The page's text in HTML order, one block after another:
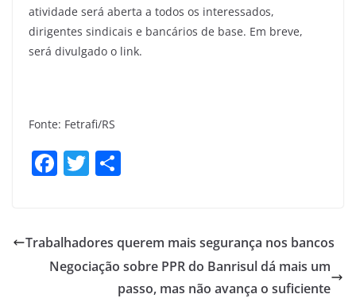
atividade será aberta a todos os interessados,
dirigentes sindicais e bancários de base. Em breve,
será divulgado o link.
Fonte: Fetrafi/RS
F
e
b
T
er e
Trabalhadores querem mais segurança nos bancos
Negociação sobre PPR do Banrisul dá mais um
passo, mas não avança o suficiente